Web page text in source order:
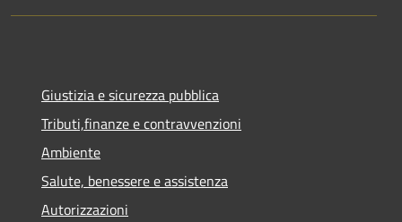
Giustizia e sicurezza pubblica
Tributi,finanze e contravvenzioni
Ambiente
Salute, benessere e assistenza
Autorizzazioni